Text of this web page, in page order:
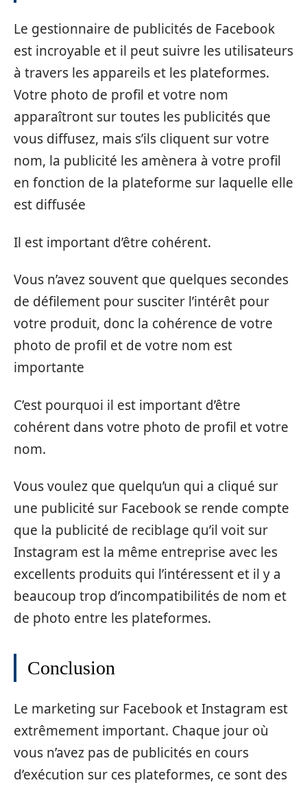
Le gestionnaire de publicités de Facebook
est incroyable et il peut suivre les utilisateurs
à travers les appareils et les plateformes.
Votre photo de profil et votre nom
apparaîtront sur toutes les publicités que
vous diffusez, mais s’ils cliquent sur votre
nom, la publicité les amènera à votre profil
en fonction de la plateforme sur laquelle elle
est diffusée
Il est important d’être cohérent.
Vous n’avez souvent que quelques secondes
de défilement pour susciter l’intérêt pour
votre produit, donc la cohérence de votre
photo de profil et de votre nom est
importante
C’est pourquoi il est important d’être
cohérent dans votre photo de profil et votre
nom.
Vous voulez que quelqu’un qui a cliqué sur
une publicité sur Facebook se rende compte
que la publicité de reciblage qu’il voit sur
Instagram est la même entreprise avec les
excellents produits qui l’intéressent et il y a
beaucoup trop d’incompatibilités de nom et
de photo entre les plateformes.
Conclusion
Le marketing sur Facebook et Instagram est
extrêmement important. Chaque jour où
vous n’avez pas de publicités en cours
d’exécution sur ces plateformes, ce sont des